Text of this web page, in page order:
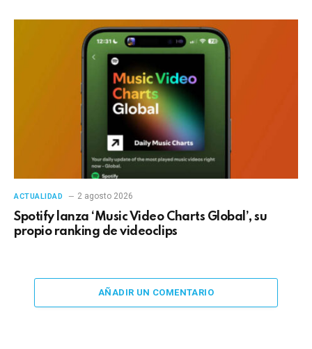
ACTUALIDAD 2 agosto 2026
Spotify lanza ‘Music Video Charts Global’, su
propio ranking de videoclips
AÑADIR UN COMENTARIO